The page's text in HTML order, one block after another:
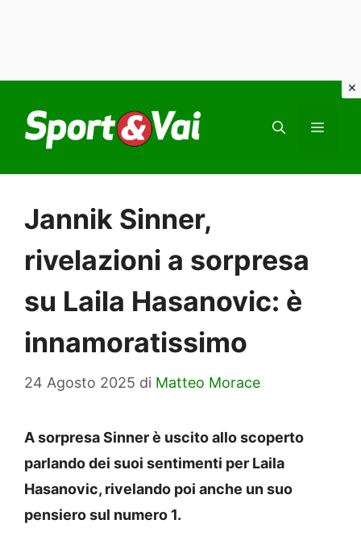
contenuto
Jannik Sinner,
rivelazioni a sorpresa
su Laila Hasanovic: è
innamoratissimo
24 Agosto 2025 di Matteo Morace
A sorpresa Sinner è uscito allo scoperto
parlando dei suoi sentimenti per Laila
Hasanovic, rivelando poi anche un suo
pensiero sul numero 1.